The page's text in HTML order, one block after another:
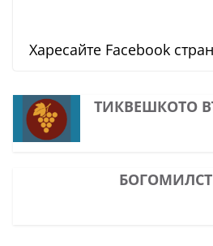
Харесайте Facebook
ТИКВЕШКОТО